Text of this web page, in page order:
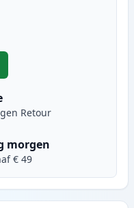
CLI-581XXL (1998C001)
Retour
morgen
€ 49